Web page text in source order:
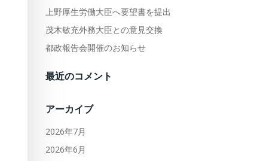
上野厚生労働大臣へ要望書を提出
茂木敏充外務大臣との意見交換
都政報告会開催のお知らせ
最近のコメント
アーカイブ
2026年7月
2026年6月